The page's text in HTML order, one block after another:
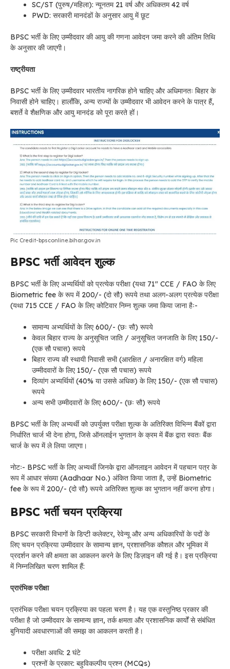
SC/ST (पुरुष/महिला): न्यूनतम 21 वर्ष और अधिकतम 42 वर्ष
PWD: सरकारी मानदंडों के अनुसार आयु में छूट
BPSC भर्ती के लिए उम्मीदवार की आयु की गणना आवेदन जमा करने की अंतिम तिथि
के अनुसार की जाएगी।
राष्ट्रीयता
BPSC भर्ती के लिए उम्मीदवार भारतीय नागरिक होने चाहिए और अधिमानतः बिहार के
निवासी होने चाहिए। हालाँकि, अन्य राज्यों के उम्मीदवार भी आवेदन करने के पात्र हैं,
बशर्ते वे शैक्षणिक और आयु मानदंड को पूरा करते हों।
Pic Credit-bpsconline.bihar.gov.in
BPSC भर्ती आवेदन शुल्क
BPSC भर्ती के लिएअभ्यर्थियों को प्रत्येक परीक्षा (यथा 71″ CCE / FAO के लिए
Biometric fee के रूप में 200/- (दो सौ) रूपये तथा अलग-अलग प्रत्येक परीक्षा
(यथा 715 CCE / FAO के लिए कोटिवार निम्न शुल्क जमा किया जाना हैः-
सामान्य अभ्यर्थियों के लिए 600/- (छः सौ) रूपये
केवल बिहार राज्य के अनुसूचित जाति / अनुसूचित जनजाति के लिए 150/-
(एक सौ पचास) रूपये
बिहार राज्य की स्थायी निवासी सभी (आरक्षित / अनारक्षित वर्ग) महिला
उम्मीदवारों के लिए 150/- (एक सौ पचास) रूपये
दिव्यांग अभ्यर्थियों (40% या उससे अधिक) के लिए 150/- (एक सौ पचास)
रूपये
अन्य सभी उम्मीदवारों के लिए 600/- (छः सौ) रूपये
BPSC भर्ती के लिएअभ्यर्थी को उपर्युक्त परीक्षा शुल्क के अतिरिक्त विभिन्न बैंकों द्वारा
निर्धारित चार्ज भी देना होगा, जिसे ऑनलाईन भुगतान के क्रम में बैंक द्वारा स्वतः बैंक
चार्ज के रूप में ले लिया जाएगा।
नोटः- BPSC भर्ती के लिएअभ्यर्थी जिनके द्वारा ऑनलाइन आवेदन में पहचान पत्र के
रूप में आधार संख्या (Aadhaar No.) अंकित किया जाता है, उन्हें Biometric
fee के रूप में 200/- (दो सौ) रूपये अतिरिक्त शुल्क का भुगतान नहीं करना होगा।
BPSC भर्तीचयन प्रक्रिया
BPSC सरकारी विभागों के डिप्टी कलेक्टर, रेवेन्यू और अन्य अधिकारियों के पदों के
लिए चयन प्रक्रिया उम्मीदवार के सामान्य ज्ञान, प्रशासनिक कौशल और भूमिका में
प्रदर्शन करने की क्षमता का आकलन करने के लिए डिज़ाइन की गई है। इस प्रक्रिया
में निम्नलिखित चरण शामिल हैं:
प्रारंभिक परीक्षा
प्रारंभिक परीक्षा चयन प्रक्रिया का पहला चरण है। यह एक वस्तुनिष्ठ प्रकार की
परीक्षा है जो उम्मीदवार के सामान्य ज्ञान, तर्क क्षमता और प्रशासनिक कार्यों से संबंधित
बुनियादी अवधारणाओं की समझ का आकलन करती है।
परीक्षा अवधि: 2 घंटे
प्रश्नों के प्रकार: बहुविकल्पीय प्रश्न (MCQs)